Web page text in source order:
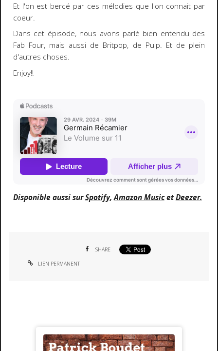
Et l'on est bercé par ces mélodies que l'on connait par
coeur.
Dans cet épisode, nous avons parlé bien entendu des
Fab Four, mais aussi de Britpop, de Pulp. Et de plein
d'autres choses.
Enjoy!!
Disponible aussi surSpotify,Amazon MusicetDeezer.
SHARE
LIEN PERMANENT